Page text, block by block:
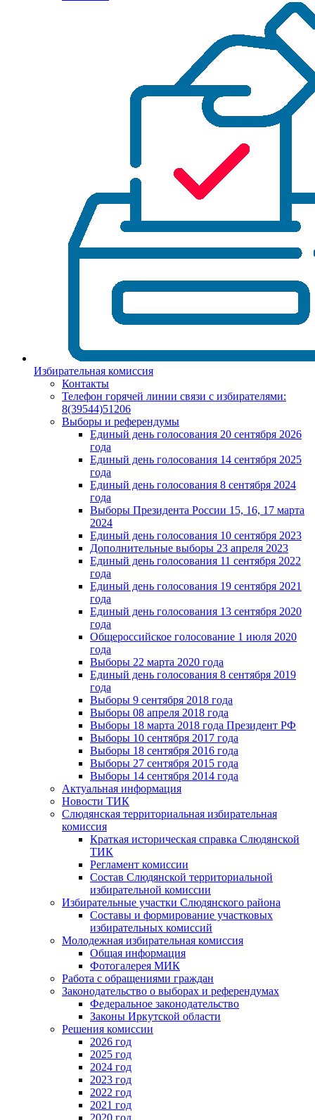
Избирательная комиссия
Контакты
Телефон горячей линии связи с избирателями:
8(39544)51206
Выборы и референдумы
Единый день голосования 20 сентября 2026
года
Единый день голосования 14 сентября 2025
года
Единый день голосования 8 сентября 2024
года
Выборы Президента России 15, 16, 17 марта
2024
Единый день голосования 10 сентября 2023
Дополнительные выборы 23 апреля 2023
Единый день голосования 11 сентября 2022
года
Единый день голосования 19 сентября 2021
года
Единый день голосования 13 сентября 2020
года
Общероссийское голосование 1 июля 2020
года
Выборы 22 марта 2020 года
Единый день голосования 8 сентября 2019
года
Выборы 9 сентября 2018 года
Выборы 08 апреля 2018 года
Выборы 18 марта 2018 года Президент РФ
Выборы 10 сентября 2017 года
Выборы 18 сентября 2016 года
Выборы 27 сентября 2015 года
Выборы 14 сентября 2014 года
Актуальная информация
Новости ТИК
Слюдянская территориальная избирательная
комиссия
Краткая историческая справка Слюдянской
ТИК
Регламент комиссии
Состав Слюдянской территориальной
избирательной комиссии
Избирательные участки Слюдянского района
Составы и формирование участковых
избирательных комиссий
Молодежная избирательная комиссия
Общая информация
Фотогалерея МИК
Работа с обращениями граждан
Законодательство о выборах и референдумах
Федеральное законодательство
Законы Иркутской области
Решения комиссии
2026 год
2025 год
2024 год
2023 год
2022 год
2021 год
2020 год